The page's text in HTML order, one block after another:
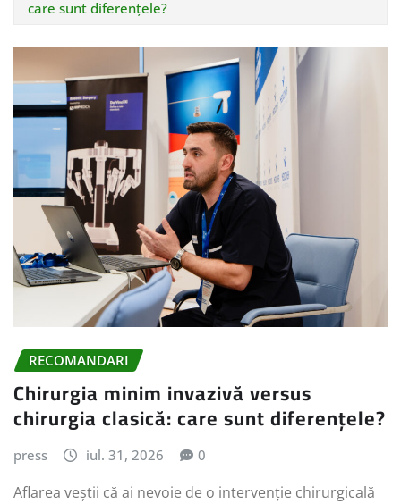
care sunt diferențele?
RECOMANDARI
Chirurgia minim invazivă versus
chirurgia clasică: care sunt diferențele?
press iul. 31, 2026 0
Aflarea veștii că ai nevoie de o intervenție chirurgicală